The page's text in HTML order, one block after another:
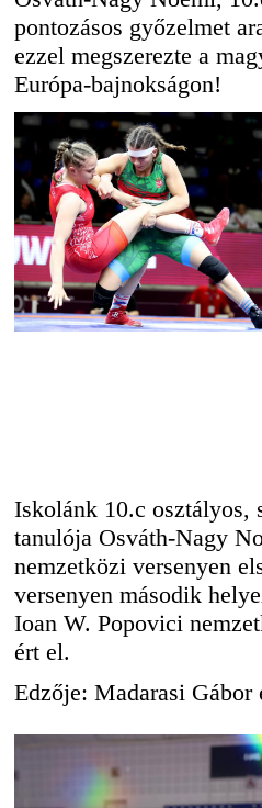
pontozásos győzelmet
ezzel megszerezte a
Európa-bajnokságon!
Iskolánk 10.c osztályos,
tanulója Osváth-Nagy
nemzetközi versenyen
versenyen második
Ioan W. Popovici
ért el.
Edzője: Madarasi